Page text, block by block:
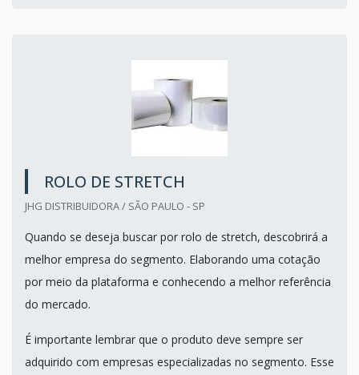
ROLO DE STRETCH
JHG DISTRIBUIDORA / SÃO PAULO - SP
Quando se deseja buscar por rolo de stretch, descobrirá a
melhor empresa do segmento. Elaborando uma cotação
por meio da plataforma e conhecendo a melhor referência
do mercado.
É importante lembrar que o produto deve sempre ser
adquirido com empresas especializadas no segmento. Esse